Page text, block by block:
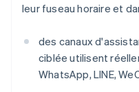
leur fuseau horaire et
des canaux
ciblée utilisent
WhatsApp, LINE,